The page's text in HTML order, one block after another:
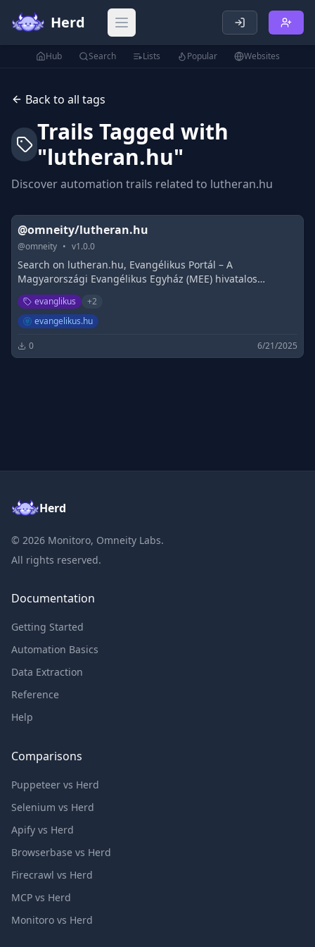
Herd Open main menu
Hub Search Lists Popular Websites
Back to all tags
Trails Tagged with
"lutheran.hu"
Discover automation trails related to lutheran.hu
@omneity/lutheran.hu
@omneity • v1.0.0
Search on lutheran.hu, Evangélikus Portál – A
Magyarországi Evangélikus Egyház (MEE) hivatalos
honlapja és hírportálja
evanglikus +2
evangelikus.hu
0 6/21/2025
Herd
© 2026 Monitoro, Omneity Labs.
All rights reserved.
Documentation
Getting Started
Automation Basics
Data Extraction
Reference
Help
Comparisons
Puppeteer vs Herd
Selenium vs Herd
Apify vs Herd
Browserbase vs Herd
Firecrawl vs Herd
MCP vs Herd
Monitoro vs Herd